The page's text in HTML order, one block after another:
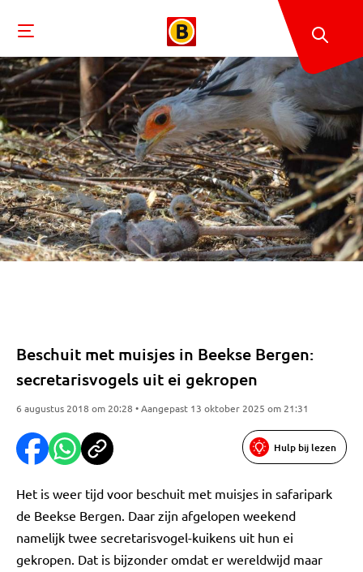
Beschuit met muisjes in Beekse Bergen:
secretarisvogels uit ei gekropen
6 augustus 2018 om 20:28 • Aangepast 13 oktober 2025 om 21:31
Hulp bij lezen
Het is weer tijd voor beschuit met muisjes in safaripark
de Beekse Bergen. Daar zijn afgelopen weekend
namelijk twee secretarisvogel-kuikens uit hun ei
gekropen. Dat is bijzonder omdat er wereldwijd maar